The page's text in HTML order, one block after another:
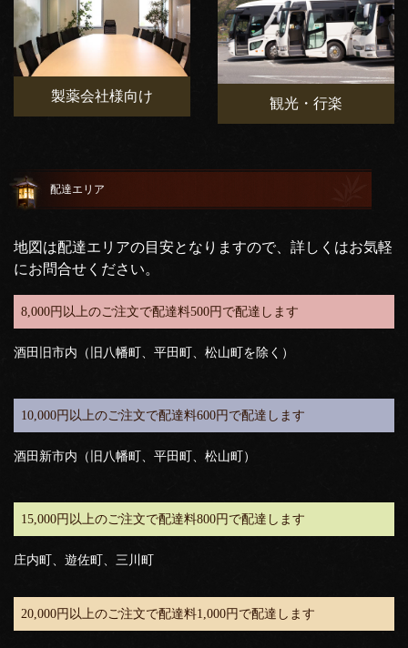
製薬会社様向け 観光・行楽
配達エリア
地図は配達エリアの目安となりますので、詳しくはお気軽
にお問合せください。
8,000円以上のご注文で配達料500円で配達します
酒田旧市内（旧八幡町、平田町、松山町を除く）
10,000円以上のご注文で配達料600円で配達します
酒田新市内（旧八幡町、平田町、松山町）
15,000円以上のご注文で配達料800円で配達します
庄内町、遊佐町、三川町
20,000円以上のご注文で配達料1,000円で配達します